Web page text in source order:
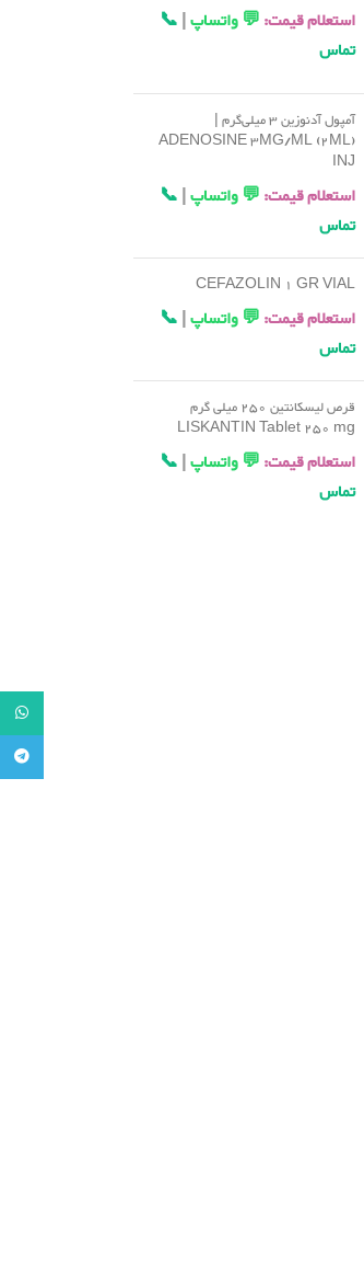
استعلام قیمت:💬 واتساپ|
📞
تماس
آمپول آدنوزین 3 میلی‌گرم |
ADENOSINE 3MG/ML (2ML)
INJ
استعلام قیمت:💬 واتساپ|
📞
تماس
CEFAZOLIN 1 GR VIAL
استعلام قیمت:💬 واتساپ|
📞
تماس
قرص لیسکانتین 250 میلی گرم
LISKANTIN Tablet 250 mg
استعلام قیمت:💬 واتساپ|
📞
تماس